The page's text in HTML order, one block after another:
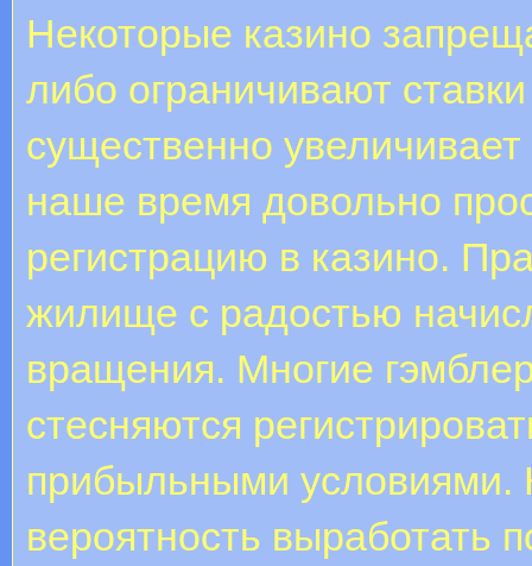
Некоторые казино
либо ограничивают
существенно
наше время довольно
регистрацию в казино.
жилище с радостью
вращения. Многие
стесняются
прибыльными условиями.
вероятность выработать